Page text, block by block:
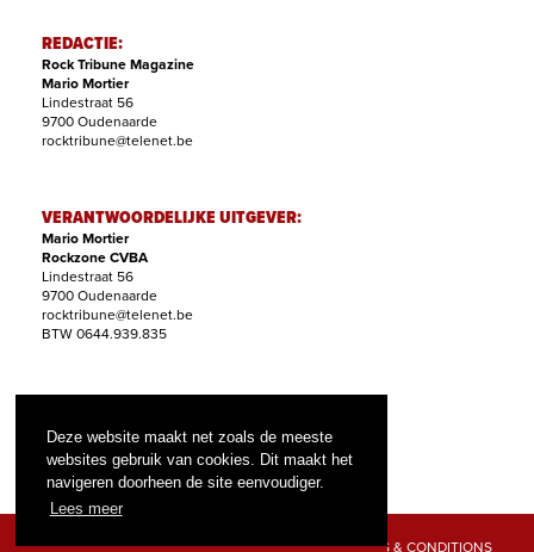
Deze website maakt net zoals de meeste
websites gebruik van cookies. Dit maakt het
navigeren doorheen de site eenvoudiger.
Lees meer
REDACTIE:
Rock Tribune Magazine
Mario Mortier
Lindestraat 56
9700 Oudenaarde
rocktribune@telenet.be
VERANTWOORDELIJKE UITGEVER:
Mario Mortier
Rockzone CVBA
Lindestraat 56
9700 Oudenaarde
rocktribune@telenet.be
BTW 0644.939.835
Filip Nollet
abonnementen@rock-tribune.com
TERMS & CONDITIONS